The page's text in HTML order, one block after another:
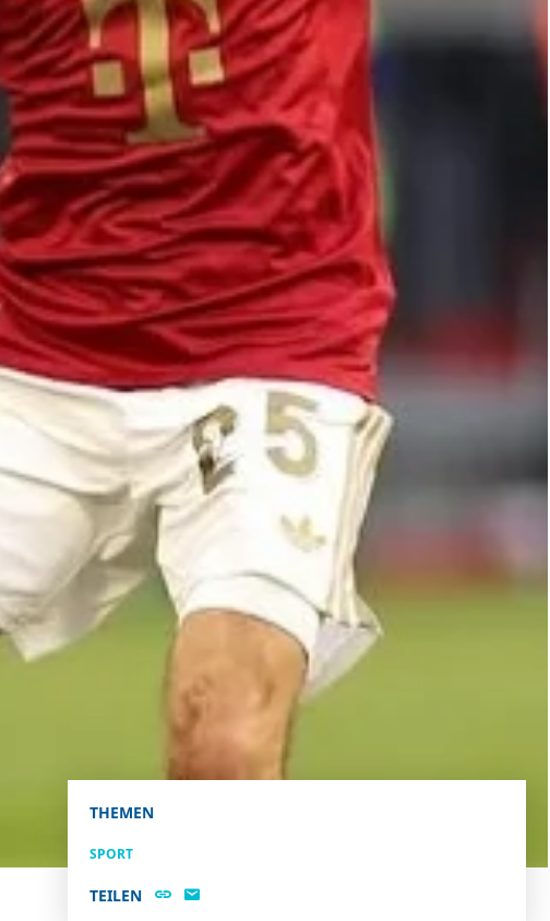
THEMEN
SPORT
TEILEN